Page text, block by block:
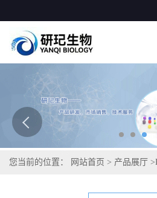
您当前的位置： 网站首页 > 产品展厅 >